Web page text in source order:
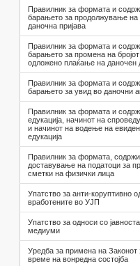
Правилник за формата и
барањето за продолжување на
даночна пријава
Правилник за формата и
барањето за промена на
одложено плаќање на даночен
Правилник за формата и
барањето за увид во даночни
Правилник за формата и
едукација, начинот на
и начинот на водење на
едукација
Правилник за формата,
доставување на податоци за
сметки на физички лица
Упатство за анти-коруптивно
вработените во УЈП
Упатство за односи со
медиуми
Уредба за примена на Законот
време на вонредна состојба